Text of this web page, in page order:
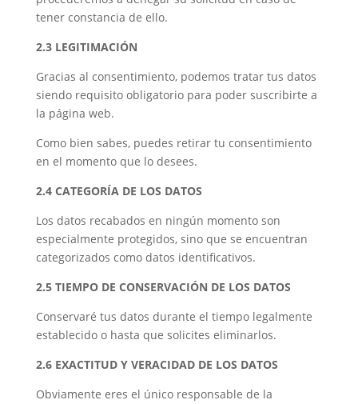
tener constancia de ello.
2.3 LEGITIMACIÓN
Gracias al consentimiento, podemos tratar tus datos
siendo requisito obligatorio para poder suscribirte a
la página web.
Como bien sabes, puedes retirar tu consentimiento
en el momento que lo desees.
2.4 CATEGORÍA DE LOS DATOS
Los datos recabados en ningún momento son
especialmente protegidos, sino que se encuentran
categorizados como datos identificativos.
2.5 TIEMPO DE CONSERVACIÓN DE LOS DATOS
Conservaré tus datos durante el tiempo legalmente
establecido o hasta que solicites eliminarlos.
2.6 EXACTITUD Y VERACIDAD DE LOS DATOS
Obviamente eres el único responsable de la